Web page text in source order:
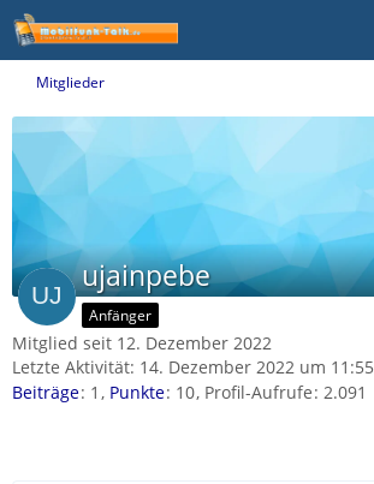
Mitglieder
ujainpebe
Anfänger
Mitglied seit 12. Dezember 2022
Letzte Aktivität: 14. Dezember 2022 um 11:55
Beiträge 1 Punkte 10 Profil-Aufrufe 2.091